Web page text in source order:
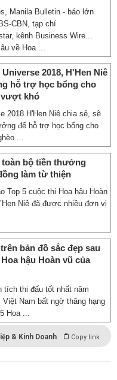
Manila Bulletin - báo lớn
CBN, tạp chí
kênh Business Wire...
về Hoa ...
2018, H'Hen Niê
hỗ trợ học bổng cho
vượt khó
2018 H'Hen Niê chia sẻ, sẽ
để hỗ trợ học bổng cho
...
toàn bộ tiền thưởng
làm từ thiện
Top 5 cuộc thi Hoa hậu Hoàn
Niê đã được nhiều đơn vị
bản đồ sắc đẹp sau
hậu Hoàn vũ của
tích thi đấu tốt nhất năm
Việt Nam bất ngờ thăng hạng
Hoa ...
& Kinh Doanh Copy link